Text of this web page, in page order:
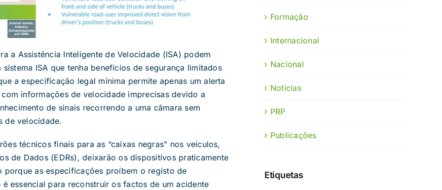
a Assistência Inteligente de Velocidade (ISA) podem
ISA que tenha benefícios de segurança limitados
a especificação legal mínima permite apenas um alerta
informações de velocidade imprecisas devido a
de sinais recorrendo a uma câmara sem
de velocidade.
técnicos finais para as “caixas negras” nos veículos,
de Dados (EDRs), deixarão os dispositivos praticamente
porque as especificações proíbem o registo de
essencial para reconstruir os factos de um acidente
Formação
Internacional
Nacional
Notícias
PRP
Publicações
Etiquetas